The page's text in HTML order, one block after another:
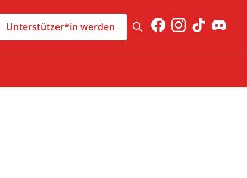
Unterstützer*in werden